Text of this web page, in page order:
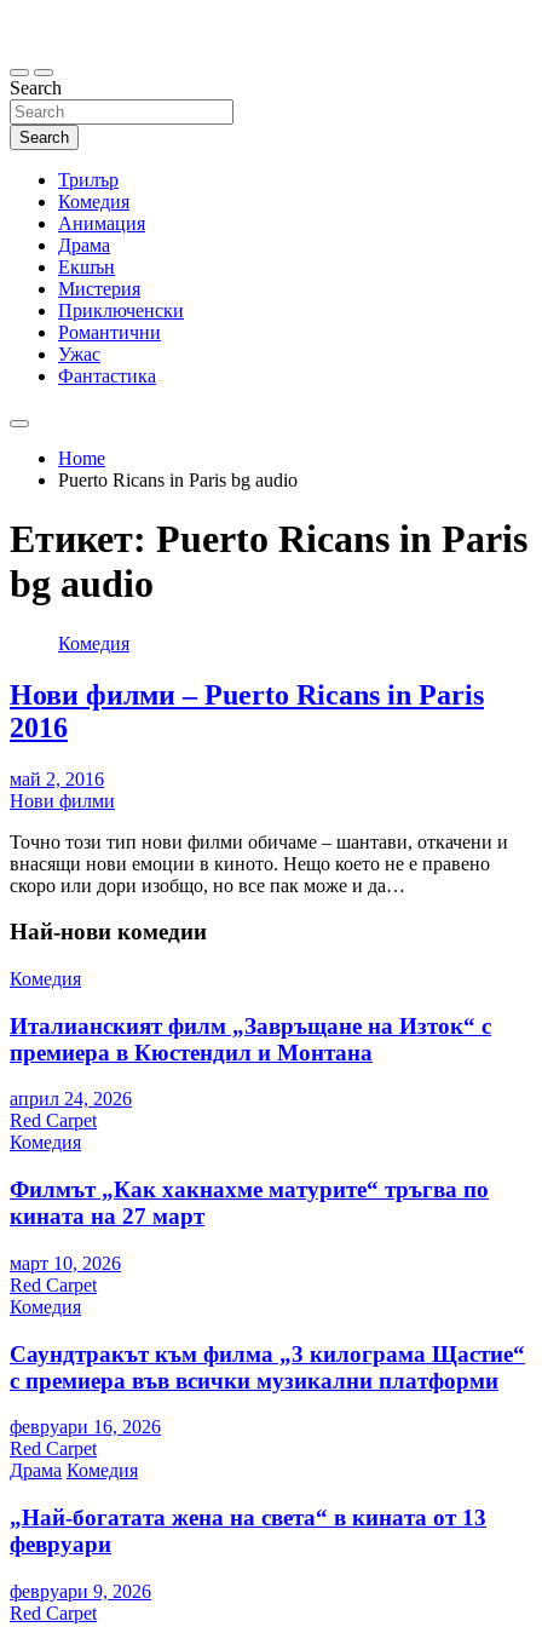
Search
Search
Трилър
Комедия
Анимация
Драма
Екшън
Мистерия
Приключенски
Романтични
Ужас
Фантастика
Home
Puerto Ricans in Paris bg audio
Етикет: Puerto Ricans in Paris
bg audio
Комедия
Нови филми – Puerto Ricans in Paris
2016
май 2, 2016
Нови филми
Точно този тип нови филми обичаме – шантави, откачени и
внасящи нови емоции в киното. Нещо което не е правено
скоро или дори изобщо, но все пак може и да…
Най-нови комедии
Комедия
Италианският филм „Завръщане на Изток“ с
премиера в Кюстендил и Монтана
април 24, 2026
Red Carpet
Комедия
Филмът „Как хакнахме матурите“ тръгва по
кината на 27 март
март 10, 2026
Red Carpet
Комедия
Саундтракът към филма „3 килограма Щастие“
с премиера във всички музикални платформи
февруари 16, 2026
Red Carpet
Драма Комедия
„Най-богатата жена на света“ в кината от 13
февруари
февруари 9, 2026
Red Carpet